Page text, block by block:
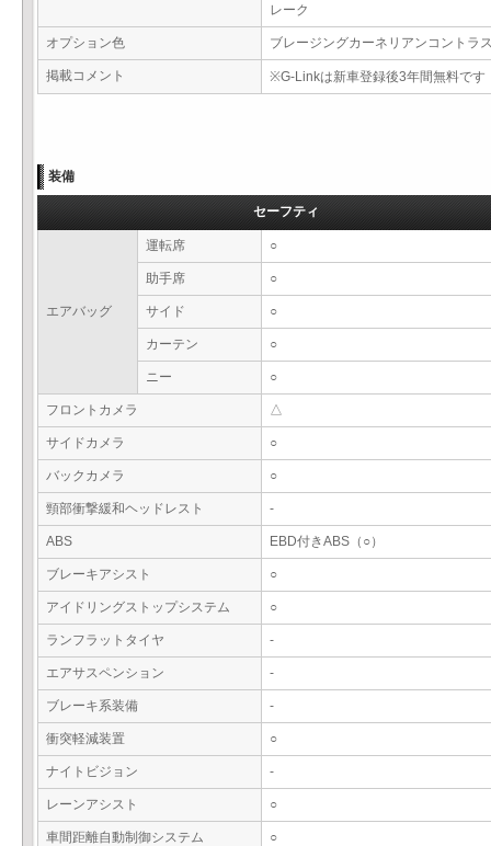
レーク
オプション色 ブレージングカーネリアンコントラ
掲載コメント ※G-Linkは新車登録後3年間無料です
装備
セーフティ
エアバッグ
運転席 ○
助手席 ○
サイド ○
カーテン ○
ニー ○
フロントカメラ △
サイドカメラ ○
バックカメラ ○
頸部衝撃緩和ヘッドレスト -
ABS EBD付きABS（○）
ブレーキアシスト ○
アイドリングストップシステム ○
ランフラットタイヤ -
エアサスペンション -
ブレーキ系装備 -
衝突軽減装置 ○
ナイトビジョン -
レーンアシスト ○
車間距離自動制御システム ○